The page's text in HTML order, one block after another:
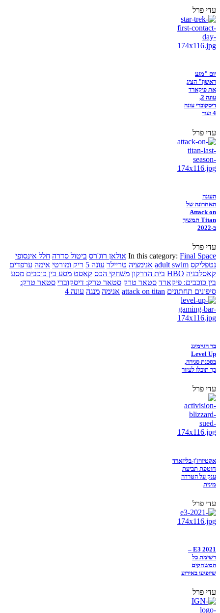
עדי פרל
יום "מגע
ראשון" הציג
את פיקארד
עונה 2,
דיסקוברי עונה
4 ועוד
עדי פרל
העונה
האחרונה של
Attack on
Titan תמשיך
ב-2022
עדי פרל
In this category: Final Space אולאן רוג'רס ביטול סדרה חלל אינסופי
נטפליקס adult swim אנימציה טריילר עונה 5 ריק ומורטי אימה ערפדים
קאסלבניה HBO בית הדרקון משחקי הכס קאסט מסע בין כוכבים מסע
בין כוכבים: פיקארד סטאר טרק סטאר טרק: דיסקוברי סטאר טרק:
סיפונים תחתונים attack on titan אנימה מנגה עונה 4
בר הגיימינג
Level Up
בסכנת סגירה,
כך תוכלו לעזור
עדי פרל
אקטיוויז'ן-בליזארד
חוטפת תביעת
ענק על הטרדה
מינית
עדי פרל
E3 2021 –
רשימת כל
המשחקים
שיופיעו באירוע
עדי פרל